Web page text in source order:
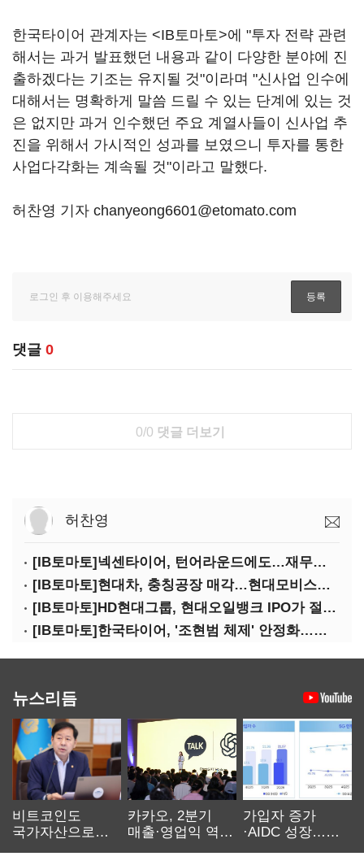
한국타이어 관계자는 <IB토마토>에 "투자 전략 관련
해서는 과거 발표했던 내용과 같이 다양한 분야에 진
출하겠다는 기조는 유지될 것"이라며 "신사업 인수에
대해서는 명확하게 말씀 드릴 수 있는 단계에 있는 것
은 없지만 과거 인수했던 주요 계열사들이 신사업 추
진을 위해서 가시적인 성과를 보였으니 투자를 통한
사업다각화는 계속될 것"이라고 말했다.
허찬영 기자 chanyeong6601@etomato.com
댓글 0
0/0 댓글 더보기
허찬영
[IB토마토]넥센타이어, 턴어라운드에도…재무건전성 '적신호'
[IB토마토]현대차, 충칭공장 매각…현대모비스에도 연쇄 '악영향'
[IB토마토]HD현대그룹, 현대오일뱅크 IPO가 절실한 이유는
[IB토마토]한국타이어, '조현범 체제' 안정화…신사업 투자 재시동
뉴스리듬
비트코인도
국가자산으로…'
카카오, 2분기
매출·영업익 역대
가입자 증가
·AIDC 성장…